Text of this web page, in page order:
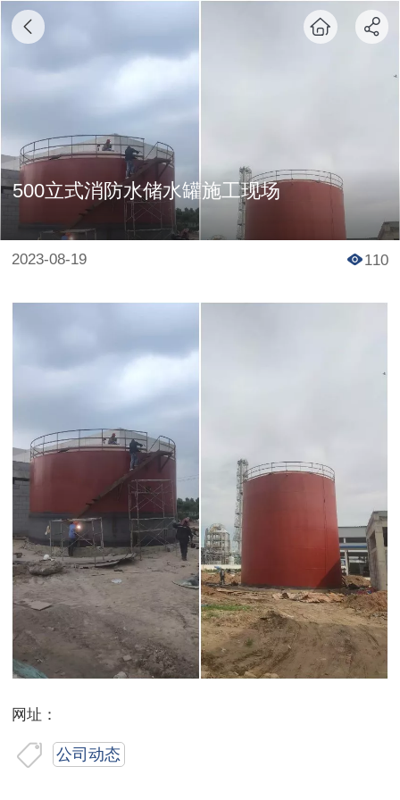
500立式消防水储水罐施工现场
2023-08-19 110
网址：
公司动态